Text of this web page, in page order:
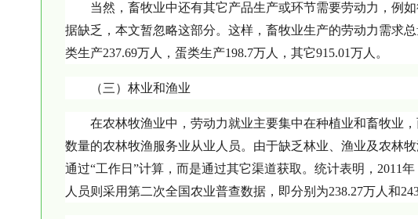
当然，畜牧业中还有其它产品生产或环节需要劳动力，例
据缺乏，本文暂忽略这部分。这样，畜牧业生产的劳动力需求
类生产237.69万人，蛋类生产198.7万人，其它915.01万人。
（三）林业和渔业
在农林牧渔业中，劳动力就业主要集中在种植业和畜牧业
数量的农林牧渔服务业从业人员。由于缺乏林业、渔业及农林
通过“工作日”计算，而是通过其它渠道获取。统计表明，2011
人员则采用第二次全国农业普查数据，即分别为238.27万人和